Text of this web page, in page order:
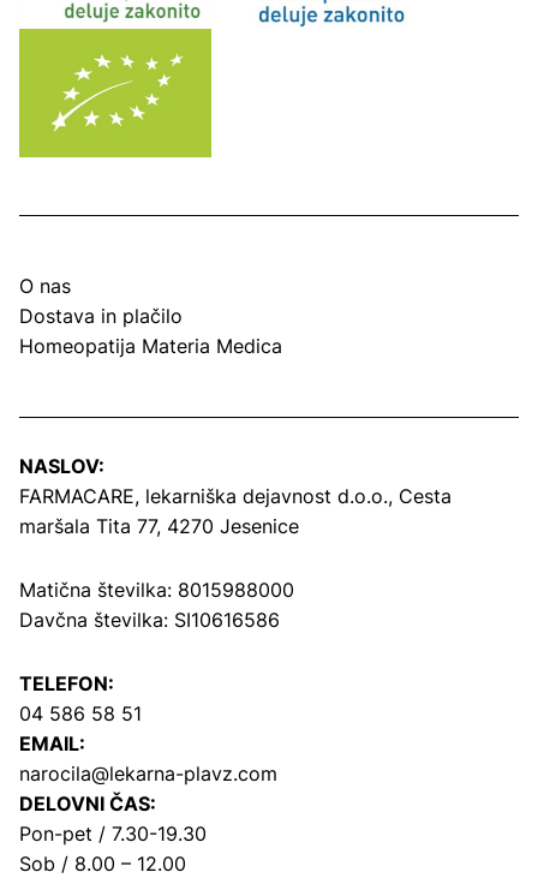
O nas
Dostava in plačilo
Homeopatija Materia Medica
NASLOV:
FARMACARE, lekarniška dejavnost d.o.o., Cesta
maršala Tita 77, 4270 Jesenice
Matična številka: 8015988000
Davčna številka: SI10616586
TELEFON:
04 586 58 51
EMAIL:
narocila@lekarna-plavz.com
DELOVNI ČAS:
Pon-pet / 7.30-19.30
Sob / 8.00 – 12.00